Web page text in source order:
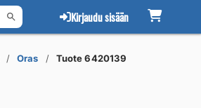
Kirjaudu sisään
Oras Tuote 6420139